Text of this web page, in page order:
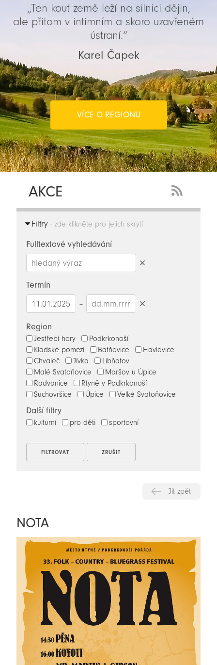
„Ten kout země leží na silnici dějin,
ale přitom v intimním a skoro uzavřeném
ústraní.“
Karel Čapek
VÍCE O REGIONU
AKCE
Feed
Filtry- zde klikněte pro jejich skrytí
Fulltextové vyhledávání
Termín
–
Region
Jestřebí hory
Podkrkonoší
Kladské pomezí
Batňovice
Havlovice
Chvaleč
Jívka
Libňatov
Malé Svatoňovice
Maršov u Úpice
Radvanice
Rtyně v Podkrkonoší
Suchovršice
Úpice Velké Svatoňovice
Další filtry
kulturní pro děti sportovní
Jít zpět
NOTA